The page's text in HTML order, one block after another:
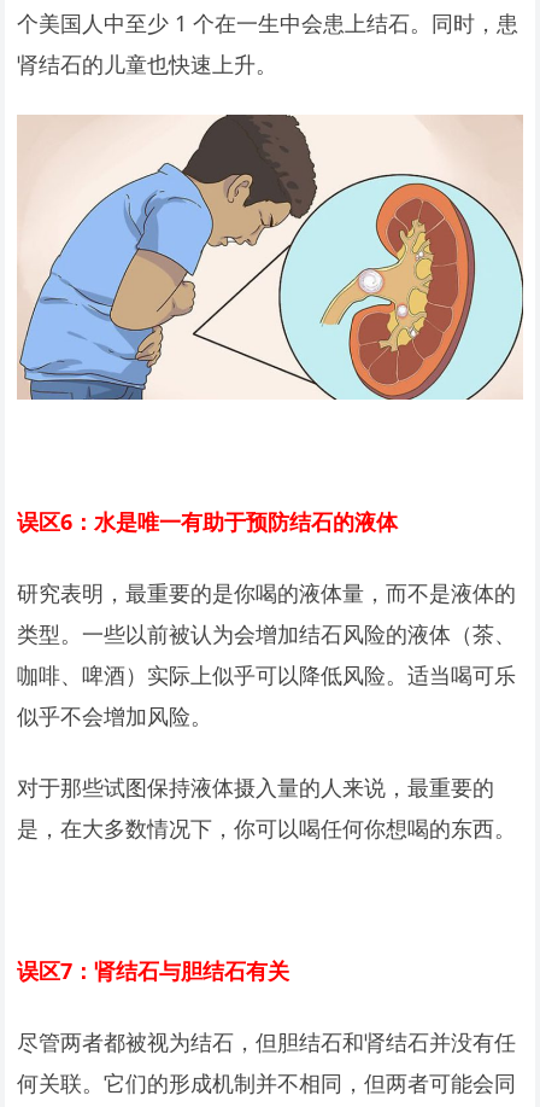
个美国人中至少 1 个在一生中会患上结石。同时，患
肾结石的儿童也快速上升。
误区6：水是唯一有助于预防结石的液体
研究表明，最重要的是你喝的液体量，而不是液体的
类型。一些以前被认为会增加结石风险的液体（茶、
咖啡、啤酒）实际上似乎可以降低风险。适当喝可乐
似乎不会增加风险。
对于那些试图保持液体摄入量的人来说，最重要的
是，在大多数情况下，你可以喝任何你想喝的东西。
误区7：肾结石与胆结石有关
尽管两者都被视为结石，但胆结石和肾结石并没有任
何关联。它们的形成机制并不相同，但两者可能会同